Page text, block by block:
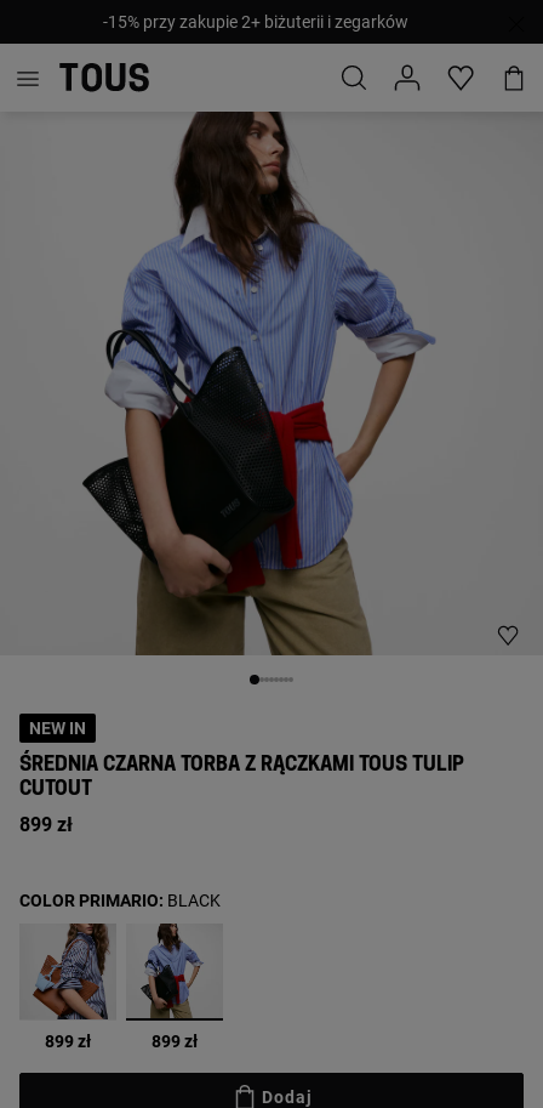
-15% przy zakupie 2+ biżuterii i zegarków
NEW IN
ŚREDNIA CZARNA TORBA Z RĄCZKAMI TOUS TULIP
CUTOUT
899 zł
899 zł wybrane
899 zł
COLOR PRIMARIO: BLACK
Dodaj